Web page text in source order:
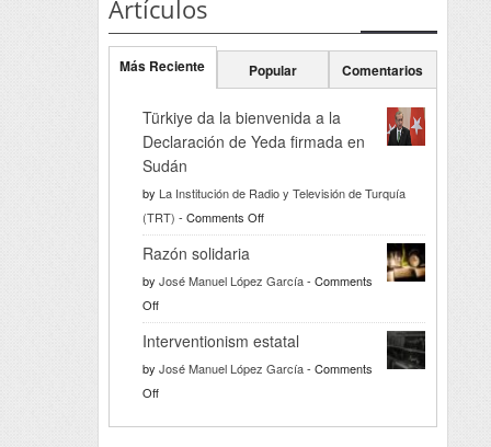
Artículos
Más Reciente Popular Comentarios
Türkiye da la bienvenida a la
Declaración de Yeda firmada en
Sudán
by La Institución de Radio y Televisión de Turquía
(TRT) - Comments Offon
Türkiye
la
a
Yeda
Razón solidaria
by José Manuel López García- Comments
Offon
Razón
solidaria
Interventionism estatal
by José Manuel López García- Comments
Offon